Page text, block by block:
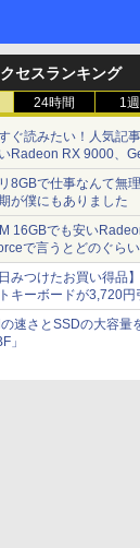
セスランキング
24時間 1
すぐ読みたい！人気記
Radeon RX 9000、
いの性能？ - PC
8GBで仕事なんて
が僕にもありました
16GBでも安い
で言うとどのぐら
日みつけたお買い得品
キーボードが3,720円
対応
速さとSSDの大容量
」